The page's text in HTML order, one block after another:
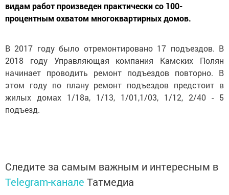
видам работ произведен практически со 100-
процентным охватом многоквартирных домов.
В 2017 году было отремонтировано 17 подъездов. В
2018 году Управляющая компания Камских Полян
начинает проводить ремонт подъездов повторно. В
этом году по плану ремонт подъездов предстоит в
жилых домах 1/18а, 1/13, 1/01,1/03, 1/12, 2/40 - 5
подъезд.
Следите за самым важным и интересным в
Telegram-канале Татмедиа